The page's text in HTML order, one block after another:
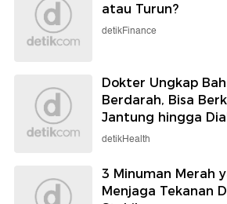
atau Turun?
detikFinance
Dokter Ungkap
Berdarah, Bisa
Jantung hingga
detikHealth
3 Minuman Merah
Menjaga Tekanan